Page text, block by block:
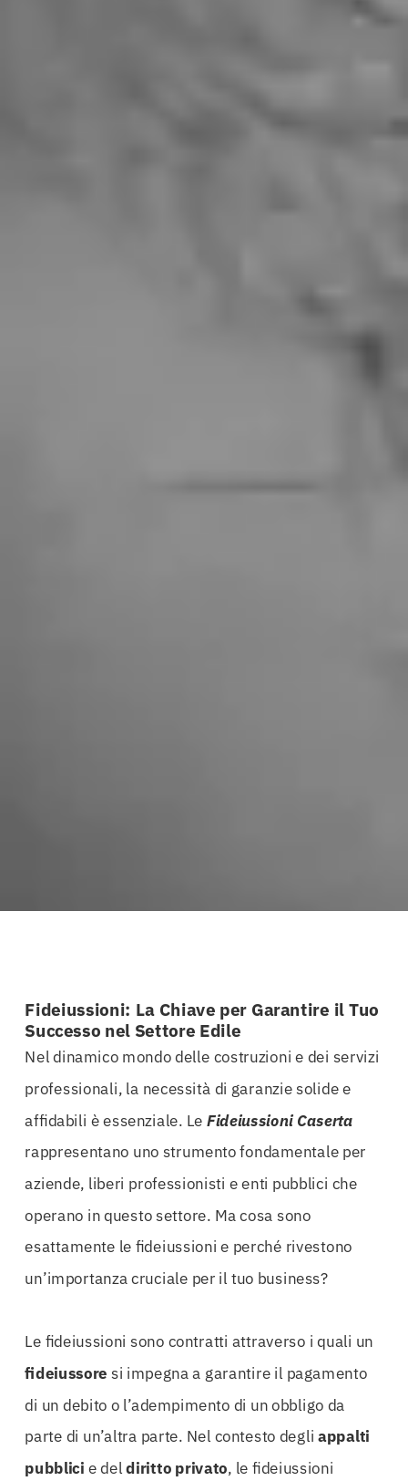
Fideiussioni: La Chiave per Garantire il Tuo
Successo nel Settore Edile
Nel dinamico mondo delle costruzioni e dei servizi
professionali, la necessità di garanzie solide e
affidabili è essenziale. Le Fideiussioni Caserta
rappresentano uno strumento fondamentale per
aziende, liberi professionisti e enti pubblici che
operano in questo settore. Ma cosa sono
esattamente le fideiussioni e perché rivestono
un’importanza cruciale per il tuo business?
Le fideiussioni sono contratti attraverso i quali un
fideiussore si impegna a garantire il pagamento
di un debito o l’adempimento di un obbligo da
parte di un’altra parte. Nel contesto degliappalti
pubblici e deldiritto privato, le fideiussioni